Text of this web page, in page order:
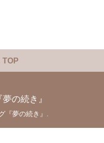
TOP
の続き』
『夢の続き』.